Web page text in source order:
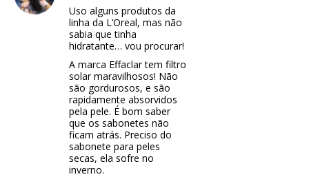
Uso alguns produtos da
linha da L’Oreal, mas não
sabia que tinha
hidratante… vou procurar!
A marca Effaclar tem filtro
solar maravilhosos! Não
são gordurosos, e são
rapidamente absorvidos
pela pele. É bom saber
que os sabonetes não
ficam atrás. Preciso do
sabonete para peles
secas, ela sofre no
inverno.